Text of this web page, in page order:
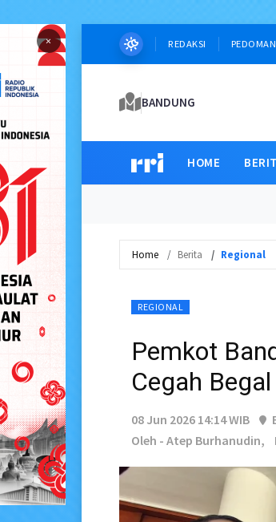
× REDAKSI
BANDUNG
HOME
Home Berita Regional
REGIONAL
Pemkot
Cegah
08 Jun 2026 14:14 WIB
Oleh - Atep Burhanudin,